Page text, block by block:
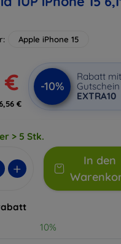
Apple iPhone 15
€
€
-10%
Rabatt mit
Gutschein
EXTRA10
> 5 Stk.
+
In den
10%